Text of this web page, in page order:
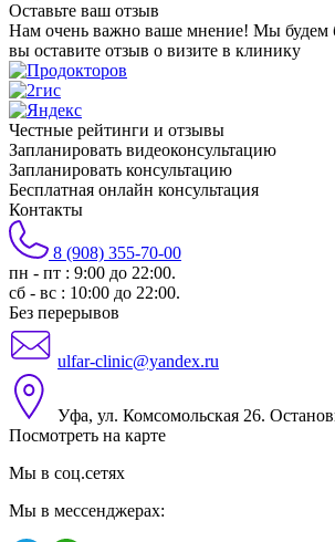
Оставьте ваш отзыв
Нам очень важно ваше мнение! Мы будем
вы оставите отзыв о визите в клинику
Честные рейтинги и отзывы
Запланировать видеоконсультацию
Запланировать консультацию
Бесплатная онлайн консультация
Контакты
8 (908) 355-70-00
пн - пт : 9:00 до 22:00.
сб - вс : 10:00 до 22:00.
Без перерывов
ulfar-clinic@yandex.ru
Уфа, ул. Комсомольская 26.
Посмотреть на карте
Мы в соц.сетях
Мы в мессенджерах: